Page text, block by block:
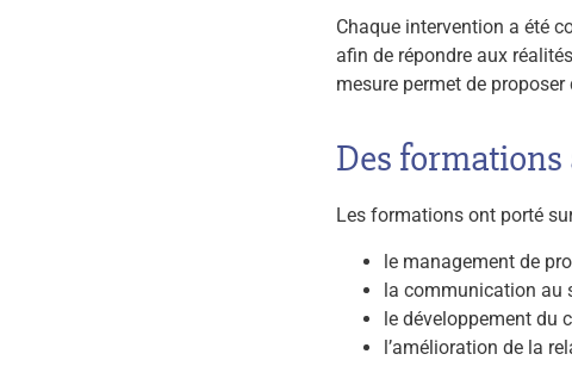
Chaque intervention a été
afin de répondre aux
mesure permet de
Des
Les formations ont porté
le management de
la communication au
le développement du
l’amélioration de la